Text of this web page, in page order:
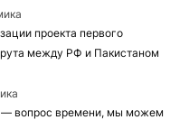
проекта первого
между РФ и Пакистаном
— вопрос времени, мы можем